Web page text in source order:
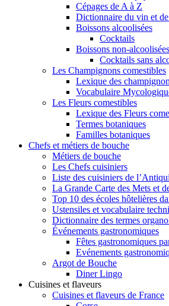
Cépages de A à Z
Dictionnaire du vin et
Boissons alcoolisées
Cocktails
Boissons non-alcoolisées
Cocktails sans
Les Champignons comestibles
Lexique des
Vocabulaire
Les Fleurs comestibles
Lexique des Fleurs
Termes botaniques
Familles botaniques
Chefs et métiers de bouche
Métiers de bouche
Les Chefs cuisiniers
Liste des cuisiniers de
La Grande Carte des Mets et
Top 10 des écoles hôtelières
Ustensiles et vocabulaire
Dictionnaire des termes
Événements gastronomiques
Fêtes gastronomiques
Evénements
Argot de Bouche
Diner Lingo
Cuisines et flaveurs
Cuisines et flaveurs de France